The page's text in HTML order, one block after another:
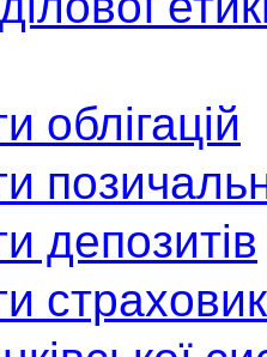
облігацій
депозитів